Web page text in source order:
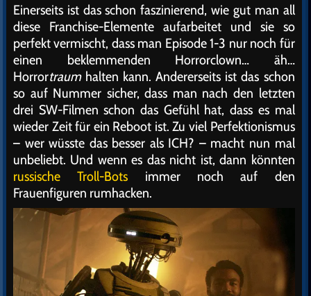
Einerseits ist das schon faszinierend, wie gut man all
diese Franchise-Elemente aufarbeitet und sie so
perfekt vermischt, dass man Episode 1-3 nur noch für
einen beklemmenden Horrorclown… äh…
Horrortraumhalten kann. Andererseits ist das schon
so auf Nummer sicher, dass man nach den letzten
drei SW-Filmen schon das Gefühl hat, dass es mal
wieder Zeit für ein Reboot ist. Zu viel Perfektionismus
– wer wüsste das besser als ICH? – macht nun mal
unbeliebt. Und wenn es das nicht ist, dann könnten
russische Troll-Bots immer noch auf den
Frauenfiguren rumhacken.